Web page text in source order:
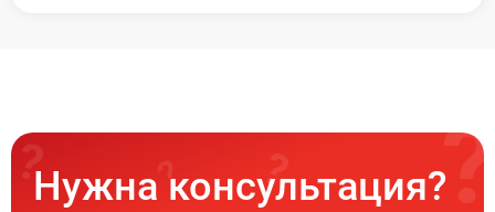
Нужна консультация?